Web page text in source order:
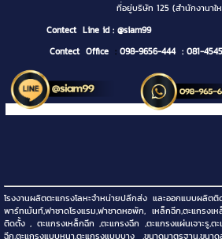
ที่อยู่บริษัท 125 (สำนักงานาใหญ่) ถ
Contect Line id : @siam99
Contect Office : 098-9656-444 : 081-
โรงงานผลิตตะแกรงโลหะจำหน่ายปลีกส่ง และออกแบบผลิต
พาร์ทเม้นท์,ฟาซาดโรงแรม,ฟาซาดหอพัก, เหล็กฉีก,ตะแกรง
ติดตั้ง , ตะแกรงเหล็กฉีก ,ตะแกรงฉีก ,ตะแกรงแผ่นเจาะรู,
ฉีก,ตะแกรงแบบหนา,ตะแกรงแบบบาง ,ขนาดมาตรฐาน,ขนา